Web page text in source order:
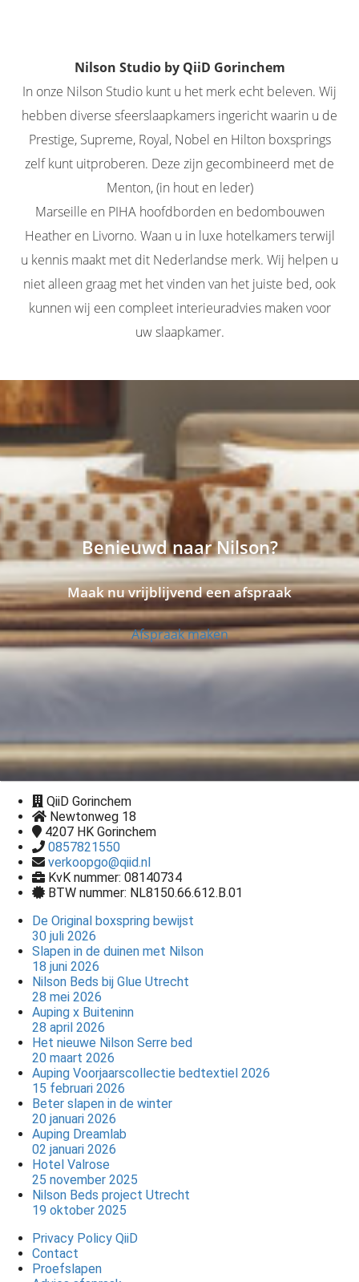
Nilson Studio by QiiD Gorinchem
In onze Nilson Studio kunt u het merk echt beleven. Wij
hebben diverse sfeerslaapkamers ingericht waarin u de
Prestige, Supreme, Royal, Nobel en Hilton boxsprings
zelf kunt uitproberen. Deze zijn gecombineerd met de
Menton, (in hout en leder)
Marseille en PIHA hoofdborden en bedombouwen
Heather en Livorno. Waan u in luxe hotelkamers terwijl
u kennis maakt met dit Nederlandse merk. Wij helpen u
niet alleen graag met het vinden van het juiste bed, ook
kunnen wij een compleet interieuradvies maken voor
uw slaapkamer.
Benieuwd naar Nilson?
Maak nu vrijblijvend een afspraak
Afspraak maken
QiiD Gorinchem
Newtonweg 18
4207 HK Gorinchem
0857821550
verkoopgo@qiid.nl
KvK nummer: 08140734
BTW nummer: NL8150.66.612.B.01
De Original boxspring bewijst
30 juli 2026
Slapen in de duinen met Nilson
18 juni 2026
Nilson Beds bij Glue Utrecht
28 mei 2026
Auping x Buiteninn
28 april 2026
Het nieuwe Nilson Serre bed
20 maart 2026
Auping Voorjaarscollectie bedtextiel 2026
15 februari 2026
Beter slapen in de winter
20 januari 2026
Auping Dreamlab
02 januari 2026
Hotel Valrose
25 november 2025
Nilson Beds project Utrecht
19 oktober 2025
Privacy Policy QiiD
Contact
Proefslapen